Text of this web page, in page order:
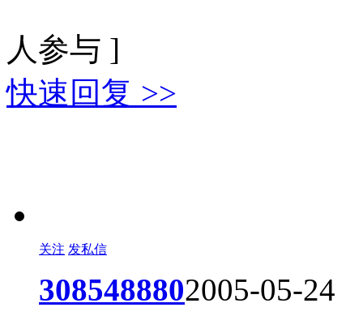
人参与 ]
快速回复 >>
关注 发私信
3085488802005-05-24